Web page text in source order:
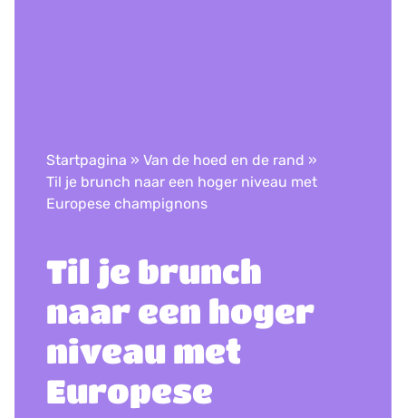
Startpagina » Van de hoed en de rand »
Til je brunch naar een hoger niveau met
Europese champignons
​Til je brunch
naar een hoger
niveau met
Europese